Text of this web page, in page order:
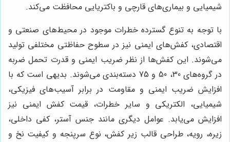
شیمیایی و بیماری‌های قارچی و باکتریایی محافظت می‌کند.
با توجه به تنوع گسترده خطرات موجود در محیط‌های صنعتی و
اقتصادی، کفش‌های ایمنی نیز در سطوح حفاظتی مختلفی تولید
می‌شوند. این کفش‌ها از نظر ضریب ایمنی و قدرت تحمل ضربه
در گروه‌های 30، 50 و 75 دسته‌بندی می‌شوند. بدیهی است که با
افزایش ضریب ایمنی و مقاومت در برابر آسیب‌های فیزیکی،
شیمیایی، الکتریکی و سایر خطرات، قیمت کفش ایمنی نیز
افزایش می‌یابد. عوامل دیگری مانند جنس آستر، کفی داخلی،
زیره، رویه، طراحی قالب زیر کفش، نوع سرپنجه و کیفیت نخ و